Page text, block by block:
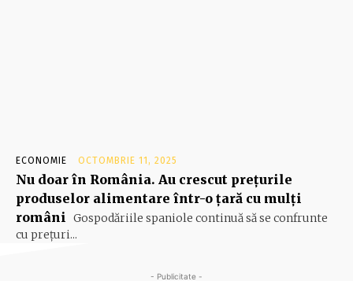
ECONOMIE OCTOMBRIE 11, 2025
Nu doar în România. Au crescut prețurile
produselor alimentare într-o țară cu mulți
români
Gospodăriile spaniole continuă să se confrunte
cu prețuri...
- Publicitate -